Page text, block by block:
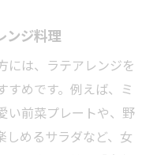
ンジ料理
には、ラテアレンジを
すめです。例えば、ミ
い前菜プレートや、野
しめるサラダなど、女